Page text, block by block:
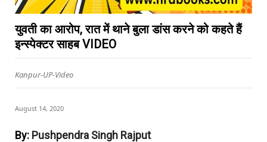
युवती का आरोप, रात में थाने बुला डांस करने को कहते हैं
इन्स्पेक्टर साहब VIDEO
Kanpur-UP-Video
August 14, 2020
By: Pushpendra Singh Rajput